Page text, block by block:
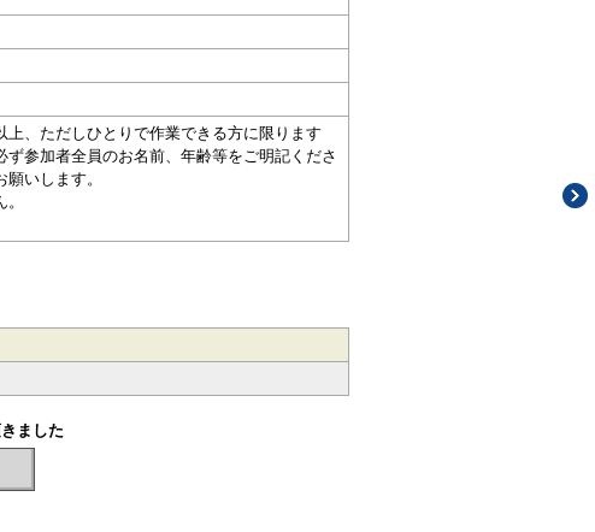
、ただしひとりで作業できる方に限ります
ず参加者全員のお名前、年齢等をご明記くださ
いします。
ました